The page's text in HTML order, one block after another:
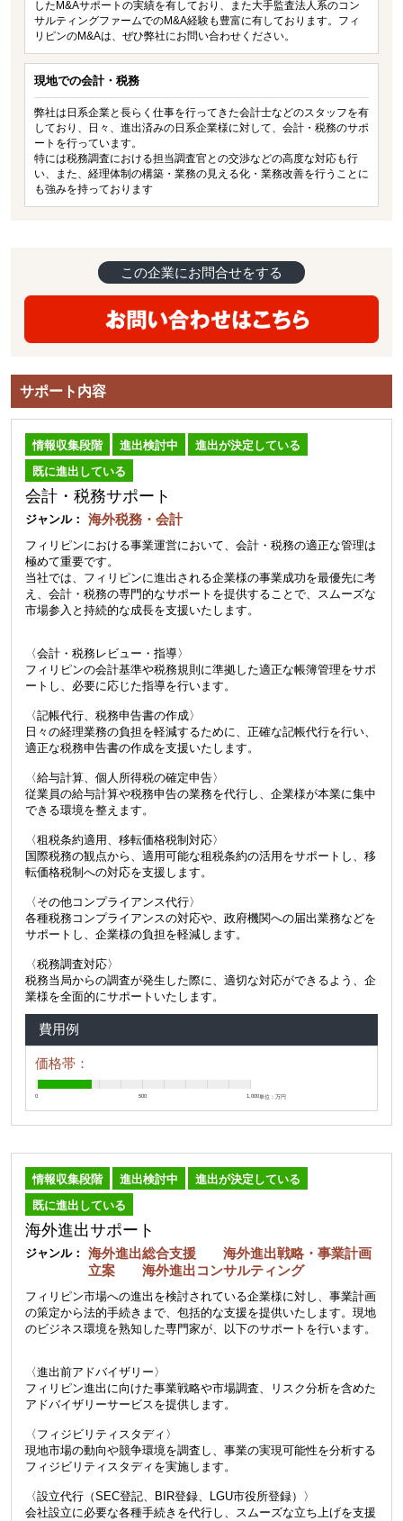
したM&Aサポートの実績を有しており、また大手監査法人系のコン
サルティングファームでのM&A経験も豊富に有しております。フィ
リピンのM&Aは、ぜひ弊社にお問い合わせください。
現地での会計・税務
弊社は日系企業と長らく仕事を行ってきた会計士などのスタッフを有
しており、日々、進出済みの日系企業様に対して、会計・税務のサポ
ートを行っています。
特には税務調査における担当調査官との交渉などの高度な対応も行
い、また、経理体制の構築・業務の見える化・業務改善を行うことに
も強みを持っております
この企業にお問合せをする
サポート内容
情報収集段階 進出検討中
進出が決定している
既に進出している
会計・税務サポート
ジャンル： 海外税務・会計
フィリピンにおける事業運営において、会計・税務の適正な管理は
極めて重要です。
当社では、フィリピンに進出される企業様の事業成功を最優先に考
え、会計・税務の専門的なサポートを提供することで、スムーズな
市場参入と持続的な成長を支援いたします。
〈会計・税務レビュー・指導〉
フィリピンの会計基準や税務規則に準拠した適正な帳簿管理をサポ
ートし、必要に応じた指導を行います。
〈記帳代行、税務申告書の作成〉
日々の経理業務の負担を軽減するために、正確な記帳代行を行い、
適正な税務申告書の作成を支援いたします。
〈給与計算、個人所得税の確定申告〉
従業員の給与計算や税務申告の業務を代行し、企業様が本業に集中
できる環境を整えます。
〈租税条約適用、移転価格税制対応〉
国際税務の観点から、適用可能な租税条約の活用をサポートし、移
転価格税制への対応を支援します。
〈その他コンプライアンス代行〉
各種税務コンプライアンスの対応や、政府機関への届出業務などを
サポートし、企業様の負担を軽減します。
〈税務調査対応〉
税務当局からの調査が発生した際に、適切な対応ができるよう、企
業様を全面的にサポートいたします。
費用例
価格帯：
0 500 1,000単位：万円
情報収集段階 進出検討中
進出が決定している
既に進出している
海外進出サポート
ジャンル：
海外進出総合支援 海外進出戦略・事業計画
立案 海外進出コンサルティング
フィリピン市場への進出を検討されている企業様に対し、事業計画
の策定から法的手続きまで、包括的な支援を提供いたします。現地
のビジネス環境を熟知した専門家が、以下のサポートを行います。
〈進出前アドバイザリー〉
フィリピン進出に向けた事業戦略や市場調査、リスク分析を含めた
アドバイザリーサービスを提供します。
〈フィジビリティスタディ〉
現地市場の動向や競争環境を調査し、事業の実現可能性を分析する
フィジビリティスタディを実施します。
〈設立代行（SEC登記、BIR登録、LGU市役所登録）〉
会社設立に必要な各種手続きを代行し、スムーズな立ち上げを支援